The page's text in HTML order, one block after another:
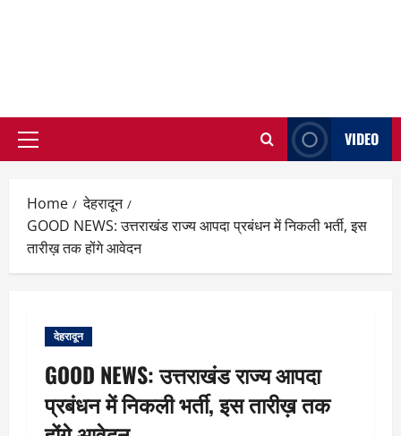
Primary
VIDEO
Home
देहरादून
GOOD NEWS: उत्तराखंड राज्य आपदा प्रबंधन में निकली भर्ती, इस
तारीख़ तक होंगे आवेदन
देहरादून
GOOD NEWS: उत्तराखंड राज्य आपदा
प्रबंधन में निकली भर्ती, इस तारीख़ तक